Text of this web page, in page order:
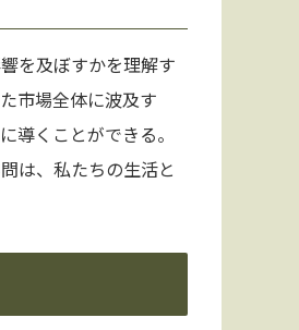
を及ぼすかを理解す
市場全体に波及す
導くことができる。
は、私たちの生活と